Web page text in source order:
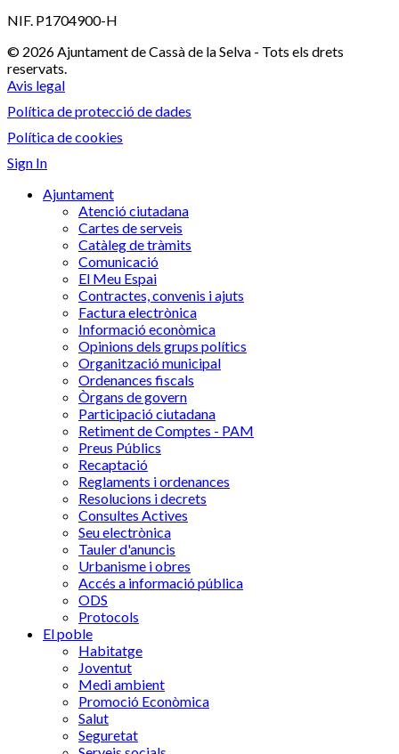
NIF. P1704900-H
© 2026 Ajuntament de Cassà de la Selva - Tots els drets
reservats.
Avis legal
Política de protecció de dades
Política de cookies
Sign In
Ajuntament
Atenció ciutadana
Cartes de serveis
Catàleg de tràmits
Comunicació
El Meu Espai
Contractes, convenis i ajuts
Factura electrònica
Informació econòmica
Opinions dels grups polítics
Organització municipal
Ordenances fiscals
Òrgans de govern
Participació ciutadana
Retiment de Comptes - PAM
Preus Públics
Recaptació
Reglaments i ordenances
Resolucions i decrets
Consultes Actives
Seu electrònica
Tauler d'anuncis
Urbanisme i obres
Accés a informació pública
ODS
Protocols
El poble
Habitatge
Joventut
Medi ambient
Promoció Econòmica
Salut
Seguretat